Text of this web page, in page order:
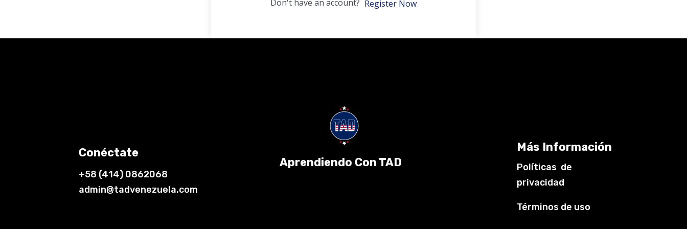
Don't have an account? Register Now
Conéctate
+58 (414) 0862068
admin@tadvenezuela.com
Aprendiendo Con TAD
Más Información
Políticas de
privacidad
Términos de uso